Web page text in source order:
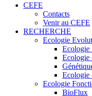
CEFE
Contacts
Venir au CEFE
RECHERCHE
Ecologie
Ecologie
Ecologie
Ecologie
Ecologie
BioFlux